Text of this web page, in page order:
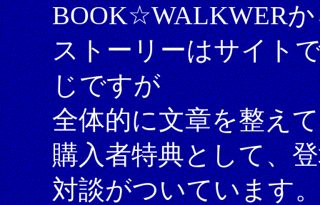
BOOK☆WALKWER
ストーリーはサイト
じですが
全体的に文章を整え
購入者特典として、
対談がついています